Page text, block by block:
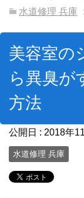
水道修理 兵庫
美容室の
ら異臭
方法
公開日 : 2018年
水道修理 兵庫